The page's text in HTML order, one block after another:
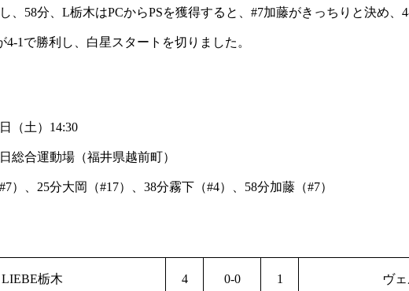
、58分、L栃木はPCからPSを獲得すると、#7加藤がきっちりと決め、
4-1で勝利し、白星スタートを切りました。
（土）14:30
総合運動場（福井県越前町）
）、25分大岡（#17）、38分霧下（#4）、58分加藤（#7）
LIEBE栃木 4 0-0 1 ヴ